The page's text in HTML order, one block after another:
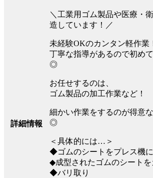
詳細情報
＼工業用ゴム製品や医療・
造しています！／
未経験OKのカンタン軽作業
丁寧な指導があるので初め
◎
お任せするのは、
ゴム製品の加工作業など！
細かい作業をするのが得意
◎
＜具体的には…＞
◆ゴムのシートをプレス機
◆成型されたゴムのシートを
◆バリ取り